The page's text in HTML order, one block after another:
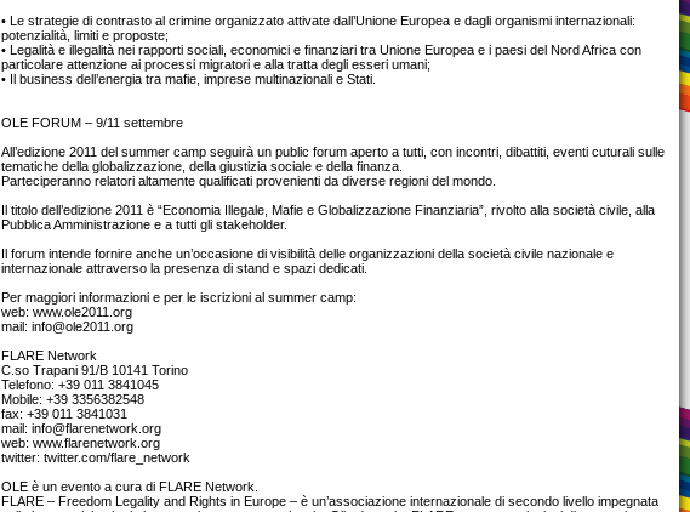
• Le strategie di contrasto al crimine organizzato attivate dall’Unione Europea e dagli organismi internazionali:
potenzialità, limiti e proposte;
• Legalità e illegalità nei rapporti sociali, economici e finanziari tra Unione Europea e i paesi del Nord Africa con
particolare attenzione ai processi migratori e alla tratta degli esseri umani;
• Il business dell’energia tra mafie, imprese multinazionali e Stati.
OLE FORUM – 9/11 settembre
All’edizione 2011 del summer camp seguirà un public forum aperto a tutti, con incontri, dibattiti, eventi cuturali sulle
tematiche della globalizzazione, della giustizia sociale e della finanza.
Parteciperanno relatori altamente qualificati provenienti da diverse regioni del mondo.
Il titolo dell’edizione 2011 è “Economia Illegale, Mafie e Globalizzazione Finanziaria”, rivolto alla società civile, alla
Pubblica Amministrazione e a tutti gli stakeholder.
Il forum intende fornire anche un’occasione di visibilità delle organizzazioni della società civile nazionale e
internazionale attraverso la presenza di stand e spazi dedicati.
Per maggiori informazioni e per le iscrizioni al summer camp:
web: www.ole2011.org
mail: info@ole2011.org
FLARE Network
C.so Trapani 91/B 10141 Torino
Telefono: +39 011 3841045
Mobile: +39 3356382548
fax: +39 011 3841031
mail: info@flarenetwork.org
web: www.flarenetwork.org
twitter: twitter.com/flare_network
OLE è un evento a cura di FLARE Network.
FLARE – Freedom Legality and Rights in Europe – è un’associazione internazionale di secondo livello impegnata